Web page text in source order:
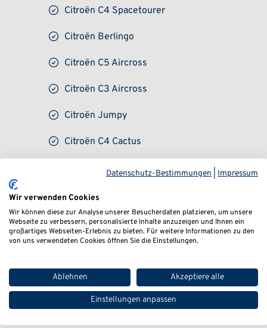
Citroën C4 Spacetourer
Citroën Berlingo
Citroën C5 Aircross
Citroën C3 Aircross
Citroën Jumpy
Citroën C4 Cactus
KBA-Referenznummer: 15455R
Hersteller-Code: GK2
Weltweit betroffen: 21.130 Fahrzeuge
Datenschutz-Bestimmungen Impressum
Wir verwenden Cookies
Wir können diese zur Analyse unserer Besucherdaten platzieren, um unsere
Webseite zu verbessern, personalisierte Inhalte anzuzeigen und Ihnen ein
großartiges Webseiten-Erlebnis zu bieten. Für weitere Informationen zu den
von uns verwendeten Cookies öffnen Sie die Einstellungen.
Ablehnen Akzeptiere alle
Einstellungen anpassen